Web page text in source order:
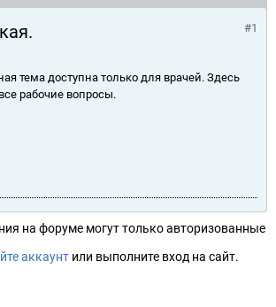
#1
тема доступна только для врачей. Здесь
рабочие вопросы.
на форуме могут только авторизованные
аккаунт или выполните вход на сайт.